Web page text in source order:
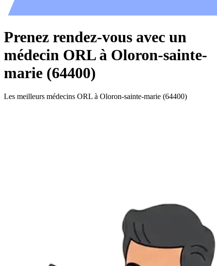
Prenez rendez-vous avec un
médecin ORL à Oloron-sainte-
marie (64400)
Les meilleurs médecins ORL à Oloron-sainte-marie (64400)